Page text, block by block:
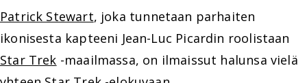
Patrick Stewart, joka tunnetaan parhaiten
ikonisesta kapteeni Jean-Luc Picardin roolistaan
Star Trek -maailmassa, on ilmaissut halunsa vielä